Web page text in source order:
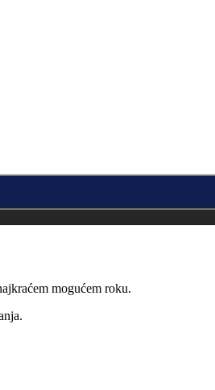
mogućem roku.